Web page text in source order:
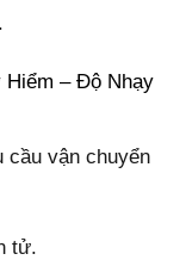
Hiểm – Độ Nhạy
cầu vận chuyển
tử.